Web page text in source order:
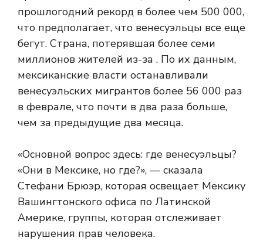
прошлогодний рекорд в более чем 500 000,
что предполагает, что венесуэльцы все еще
бегут. Страна, потерявшая более семи
миллионов жителей из-за . По их данным,
мексиканские власти останавливали
венесуэльских мигрантов более 56 000 раз
в феврале, что почти в два раза больше,
чем за предыдущие два месяца.
«Основной вопрос здесь: где венесуэльцы?
«Они в Мексике, но где?», — сказала
Стефани Брюэр, которая освещает Мексику
Вашингтонского офиса по Латинской
Америке, группы, которая отслеживает
нарушения прав человека.